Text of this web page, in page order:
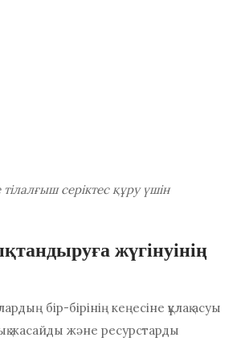
серіктес құру үшін
жүгінуінің
бір-бірінің кеңесіне құлақ асуы
жасайды және ресурстарды